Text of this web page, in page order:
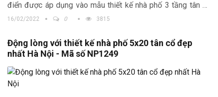
điển được áp dụng vào mẫu thiết kế nhà phố 3 tầng tân cổ
điển đẹp ở Lai Châu
16/02/2022 0 3815
Động lòng với thiết kế nhà phố 5x20 tân cổ đẹp
nhất Hà Nội - Mã số NP1249